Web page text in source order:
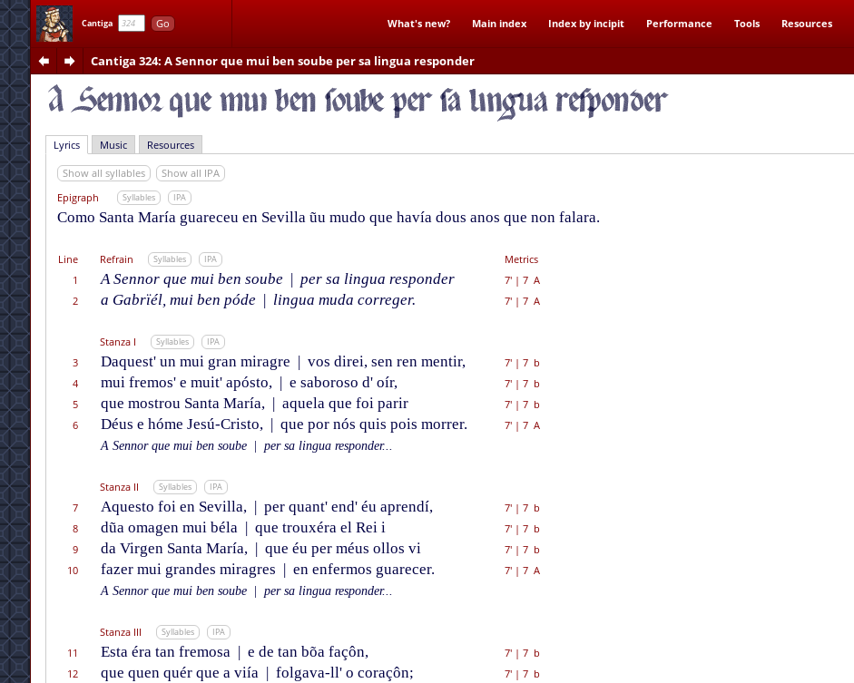
Cantiga Go What's new? Main index Index by incipit Performance Tools Resources
Cantiga 324: A Sennor que mui ben soube per sa lingua responder
Lyrics Music Resources
Show all syllables
Show all IPA
Epigraph
Syllables IPA
Como Santa María guareceu en Sevilla ũu mudo que havía dous anos que non falara.
Line Refrain Syllables IPA
Metrics
1
A Sennor que mui ben soube | per sa lingua responder 7'| 7 A
2
a Gabrïél, mui ben póde | lingua muda correger. 7'| 7 A
Stanza I Syllables IPA
3 Daquest' un mui gran miragre | vos direi, sen ren mentir, 7'| 7 b
4
mui fremos' e muit' apósto, | e saboroso d' oír, 7'| 7 b
5
que mostrou Santa María, | aquela que foi parir 7'| 7 b
6
Déus e hóme Jesú-Cristo, | que por nós quis pois morrer. 7'| 7 A
A Sennor que mui ben soube
per sa lingua responder...
Stanza II Syllables IPA
7 Aquesto foi en Sevilla, | per quant' end' éu aprendí, 7'| 7 b
8
dũa omagen mui béla | que trouxéra el Rei i 7'| 7 b
9
da Virgen Santa María, | que éu per méus ollos vi 7'| 7 b
10
fazer mui grandes miragres | en enfermos guarecer. 7'| 7 A
A Sennor que mui ben soube
per sa lingua responder...
Stanza III Syllables IPA
11 Esta éra tan fremosa | e de tan bõa façôn, 7'| 7 b
12
que quen quér que a viía | folgava-ll' o coraçôn; 7'| 7 b